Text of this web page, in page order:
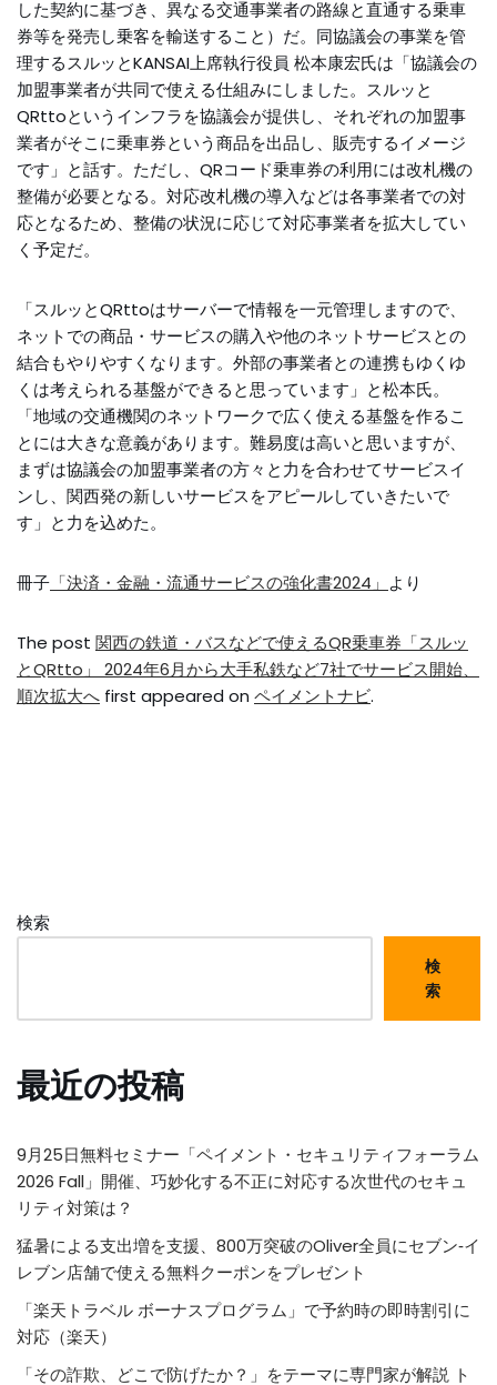
した契約に基づき、異なる交通事業者の路線と直通する乗車
券等を発売し乗客を輸送すること）だ。同協議会の事業を管
理するスルッとKANSAI上席執行役員 松本康宏氏は「協議会の
加盟事業者が共同で使える仕組みにしました。スルッと
QRttoというインフラを協議会が提供し、それぞれの加盟事
業者がそこに乗車券という商品を出品し、販売するイメージ
です」と話す。ただし、QRコード乗車券の利用には改札機の
整備が必要となる。対応改札機の導入などは各事業者での対
応となるため、整備の状況に応じて対応事業者を拡大してい
く予定だ。
「スルッとQRttoはサーバーで情報を一元管理しますので、
ネットでの商品・サービスの購入や他のネットサービスとの
結合もやりやすくなります。外部の事業者との連携もゆくゆ
くは考えられる基盤ができると思っています」と松本氏。
「地域の交通機関のネットワークで広く使える基盤を作るこ
とには大きな意義があります。難易度は高いと思いますが、
まずは協議会の加盟事業者の方々と力を合わせてサービスイ
ンし、関西発の新しいサービスをアピールしていきたいで
す」と力を込めた。
冊子 「決済・金融・流通サービスの強化書2024」 より
The post 関西の鉄道・バスなどで使えるQR乗車券「スルッ
とQRtto」 2024年6月から大手私鉄など7社でサービス開始、
順次拡大へ first appeared on ペイメントナビ.
検索
検
索
最近の投稿
9月25日無料セミナー「ペイメント・セキュリティフォーラム
2026 Fall」開催、巧妙化する不正に対応する次世代のセキュ
リティ対策は？
猛暑による支出増を支援、800万突破のOliver全員にセブン‐イ
レブン店舗で使える無料クーポンをプレゼント
「楽天トラベル ボーナスプログラム」で予約時の即時割引に
対応（楽天）
「その詐欺、どこで防げたか？」をテーマに専門家が解説 ト